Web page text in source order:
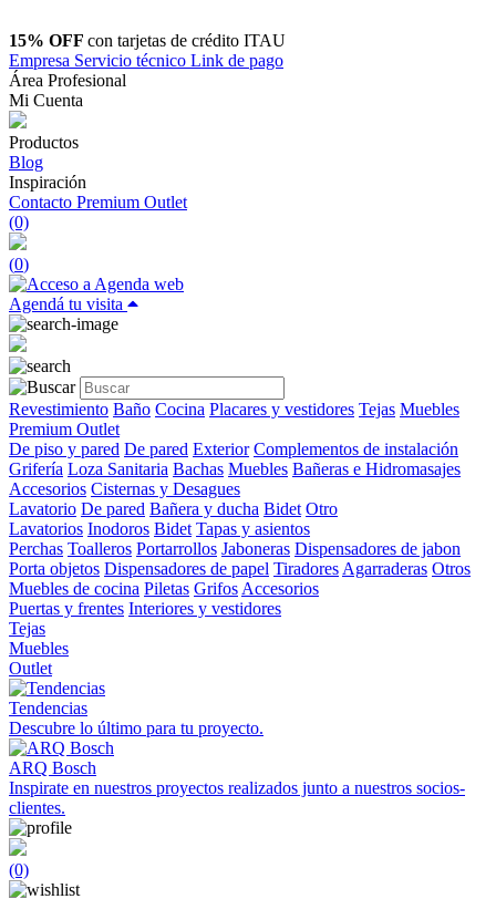
15% OFF con tarjetas de crédito ITAU
Empresa Servicio técnico Link de pago
Área Profesional
Mi Cuenta
Productos
Blog
Inspiración
Contacto Premium Outlet
(0)
(0)
Agendá tu visita
Revestimiento Baño Cocina Placares y vestidores Tejas Muebles
Premium Outlet
De piso y pared De pared Exterior Complementos de instalación
Grifería Loza Sanitaria Bachas Muebles Bañeras e Hidromasajes
Accesorios Cisternas y Desagues
Lavatorio De pared Bañera y ducha Bidet Otro
Lavatorios Inodoros Bidet Tapas y asientos
Perchas Toalleros Portarrollos Jaboneras Dispensadores de jabon
Porta objetos Dispensadores de papel Tiradores Agarraderas Otros
Muebles de cocina Piletas Grifos Accesorios
Puertas y frentes Interiores y vestidores
Tejas
Muebles
Outlet
Tendencias
Descubre lo último para tu proyecto.
ARQ Bosch
Inspirate en nuestros proyectos realizados junto a nuestros socios-
clientes.
(0)